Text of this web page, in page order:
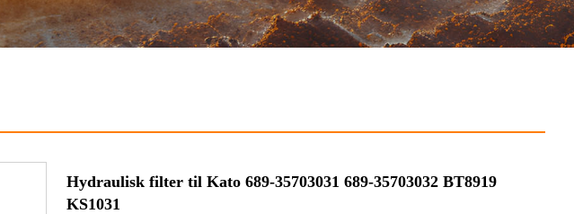
Hydraulisk filter til Kato 689-35703031 689-35703032 BT8919
KS1031